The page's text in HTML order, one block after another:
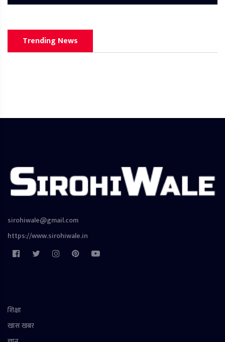
Trending News
sirohiwale@gmail.com
https://www.sirohiwale.in
शिक्षा
खास खबर